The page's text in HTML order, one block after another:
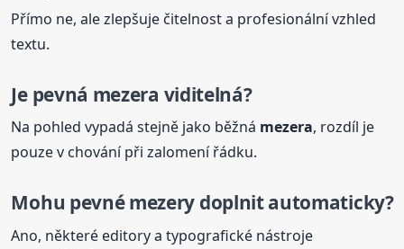
Přímo ne, ale zlepšuje čitelnost a profesionální vzhled
textu.
Je pevná mezera viditelná?
Na pohled vypadá stejně jako běžná mezera, rozdíl je
pouze v chování při zalomení řádku.
Mohu pevné mezery doplnit automaticky?
Ano, některé editory a typografické nástroje